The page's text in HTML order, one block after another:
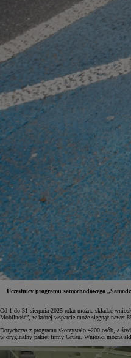
Yaris Cross
HYBRID
Uczestnicy programu samochodowego
Od 1 do 31 sierpnia 2025 roku można składać
Mobilność”, w której wsparcie może sięgnąć nawet
Dotychczas z programu skorzystało 4200 osób, a
w oryginalny pakiet firmy Gruau. Wnioski można